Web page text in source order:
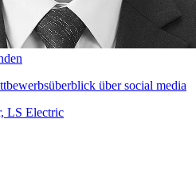
über social media
LS Electric